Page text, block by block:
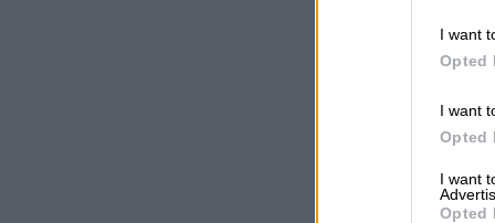
I want
Opted
I want
Opted
I want
Opted